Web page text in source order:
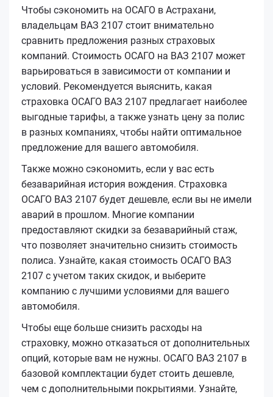
Чтобы сэкономить на ОСАГО в Астрахани,
владельцам ВАЗ 2107 стоит внимательно
сравнить предложения разных страховых
компаний. Стоимость ОСАГО на ВАЗ 2107 может
варьироваться в зависимости от компании и
условий. Рекомендуется выяснить, какая
страховка ОСАГО ВАЗ 2107 предлагает наиболее
выгодные тарифы, а также узнать цену за полис
в разных компаниях, чтобы найти оптимальное
предложение для вашего автомобиля.
Также можно сэкономить, если у вас есть
безаварийная история вождения. Страховка
ОСАГО ВАЗ 2107 будет дешевле, если вы не имели
аварий в прошлом. Многие компании
предоставляют скидки за безаварийный стаж,
что позволяет значительно снизить стоимость
полиса. Узнайте, какая стоимость ОСАГО ВАЗ
2107 с учетом таких скидок, и выберите
компанию с лучшими условиями для вашего
автомобиля.
Чтобы еще больше снизить расходы на
страховку, можно отказаться от дополнительных
опций, которые вам не нужны. ОСАГО ВАЗ 2107 в
базовой комплектации будет стоить дешевле,
чем с дополнительными покрытиями. Узнайте,